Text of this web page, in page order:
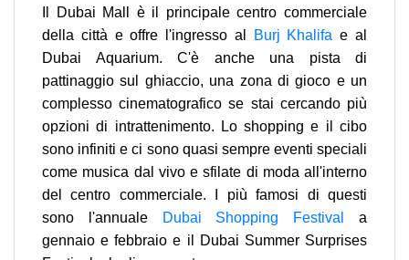
Il Dubai Mall è il principale centro commerciale
della città e offre l'ingresso al
Burj Khalifae al
Dubai Aquarium. C'è anche una pista di
pattinaggio sul ghiaccio, una zona di gioco e un
complesso cinematografico se stai cercando più
opzioni di intrattenimento. Lo shopping e il cibo
sono infiniti e ci sono quasi sempre eventi speciali
come musica dal vivo e sfilate di moda all'interno
del centro commerciale. I più famosi di questi
sono l'annualeDubai Shopping Festivala
gennaio e febbraio e il Dubai Summer Surprises